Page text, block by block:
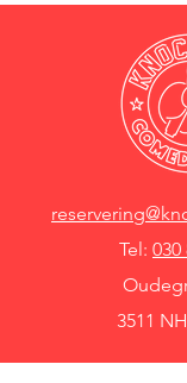
Tel: 030
3511